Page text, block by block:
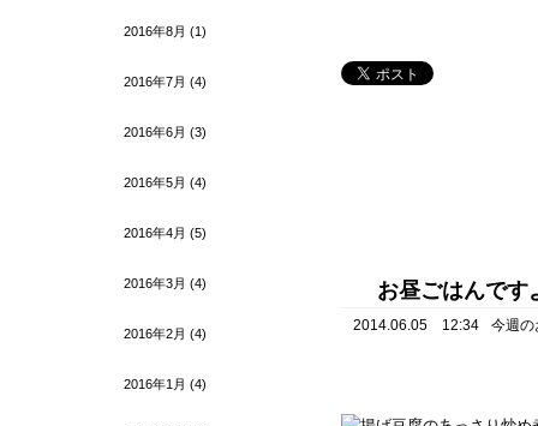
2016年8月 (1)
2016年7月 (4)
2016年6月 (3)
2016年5月 (4)
2016年4月 (5)
2016年3月 (4)
2016年2月 (4)
2016年1月 (4)
お昼ごはんです
2014.06.05 12:34 今週の